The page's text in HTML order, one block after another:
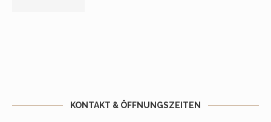
KONTAKT & ÖFFNUNGSZEITEN